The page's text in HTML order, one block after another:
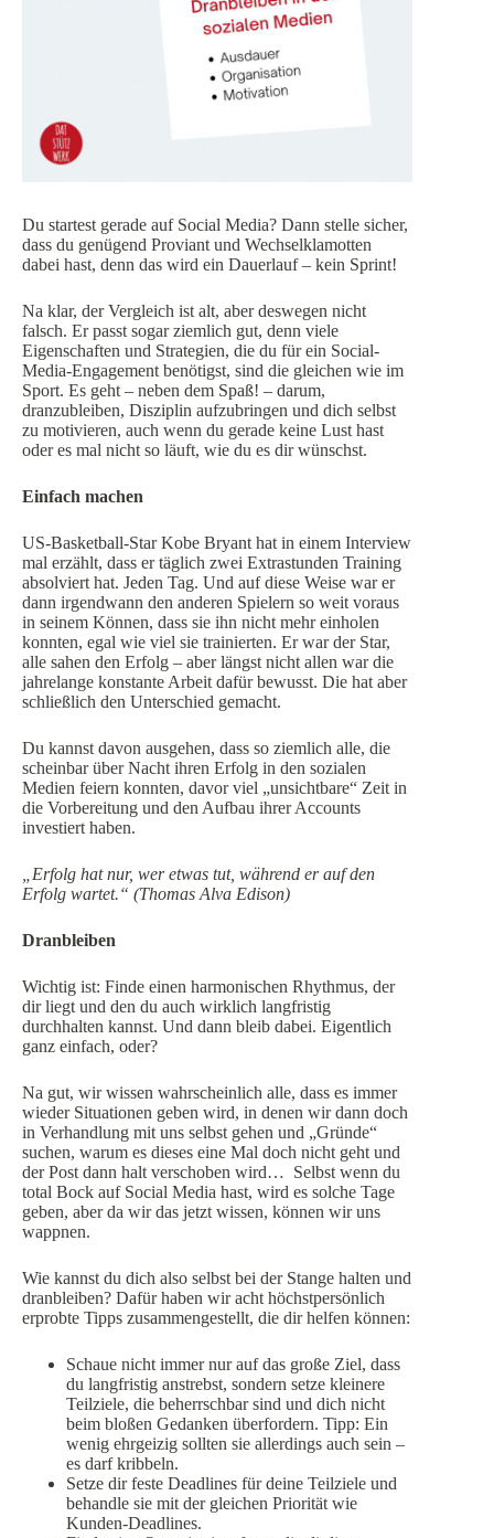
Du startest gerade auf Social Media? Dann stelle sicher,
dass du genügend Proviant und Wechselklamotten
dabei hast, denn das wird ein Dauerlauf – kein Sprint!
Na klar, der Vergleich ist alt, aber deswegen nicht
falsch. Er passt sogar ziemlich gut, denn viele
Eigenschaften und Strategien, die du für ein Social-
Media-Engagement benötigst, sind die gleichen wie im
Sport. Es geht – neben dem Spaß! – darum,
dranzubleiben, Disziplin aufzubringen und dich selbst
zu motivieren, auch wenn du gerade keine Lust hast
oder es mal nicht so läuft, wie du es dir wünschst.
Einfach machen
US-Basketball-Star Kobe Bryant hat in einem Interview
mal erzählt, dass er täglich zwei Extrastunden Training
absolviert hat. Jeden Tag. Und auf diese Weise war er
dann irgendwann den anderen Spielern so weit voraus
in seinem Können, dass sie ihn nicht mehr einholen
konnten, egal wie viel sie trainierten. Er war der Star,
alle sahen den Erfolg – aber längst nicht allen war die
jahrelange konstante Arbeit dafür bewusst. Die hat aber
schließlich den Unterschied gemacht.
Du kannst davon ausgehen, dass so ziemlich alle, die
scheinbar über Nacht ihren Erfolg in den sozialen
Medien feiern konnten, davor viel „unsichtbare“ Zeit in
die Vorbereitung und den Aufbau ihrer Accounts
investiert haben.
„Erfolg hat nur, wer etwas tut, während er auf den
Erfolg wartet.“ (Thomas Alva Edison)
Dranbleiben
Wichtig ist: Finde einen harmonischen Rhythmus, der
dir liegt und den du auch wirklich langfristig
durchhalten kannst. Und dann bleib dabei. Eigentlich
ganz einfach, oder?
Na gut, wir wissen wahrscheinlich alle, dass es immer
wieder Situationen geben wird, in denen wir dann doch
in Verhandlung mit uns selbst gehen und „Gründe“
suchen, warum es dieses eine Mal doch nicht geht und
der Post dann halt verschoben wird… Selbst wenn du
total Bock auf Social Media hast, wird es solche Tage
geben, aber da wir das jetzt wissen, können wir uns
wappnen.
Wie kannst du dich also selbst bei der Stange halten und
dranbleiben? Dafür haben wir acht höchstpersönlich
erprobte Tipps zusammengestellt, die dir helfen können:
Schaue nicht immer nur auf das große Ziel, dass
du langfristig anstrebst, sondern setze kleinere
Teilziele, die beherrschbar sind und dich nicht
beim bloßen Gedanken überfordern. Tipp: Ein
wenig ehrgeizig sollten sie allerdings auch sein –
es darf kribbeln.
Setze dir feste Deadlines für deine Teilziele und
behandle sie mit der gleichen Priorität wie
Kunden-Deadlines.